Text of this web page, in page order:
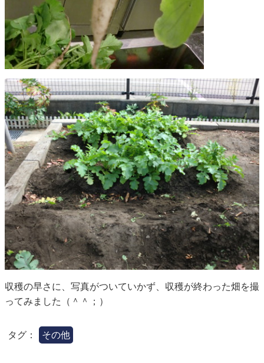
収穫の早さに、写真がついていかず、収穫が終わった畑を撮
ってみました（＾＾；）
タグ： その他